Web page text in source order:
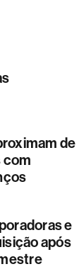
de
com
e
após